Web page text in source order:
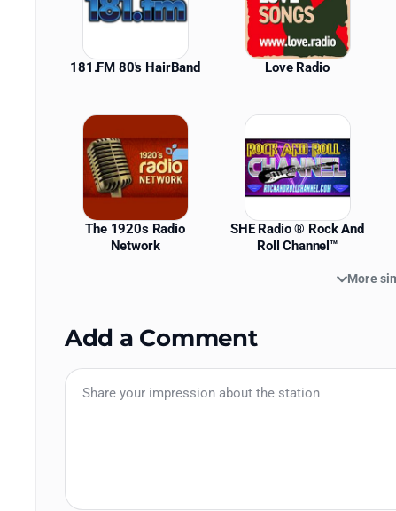
181.FM 80's HairBand Love Radio
The 1920s Radio
Network
SHE Radio ® Rock And
Roll Channel™
More
Add a Comment